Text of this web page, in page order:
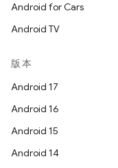
Android for Cars
Android TV
版本
Android 17
Android 16
Android 15
Android 14